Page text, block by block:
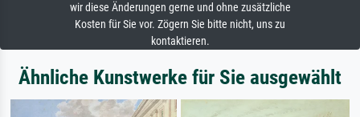
wir diese Änderungen gerne und ohne zusätzliche
Kosten für Sie vor. Zögern Sie bitte nicht, uns zu
kontaktieren.
Ähnliche Kunstwerke für Sie ausgewählt